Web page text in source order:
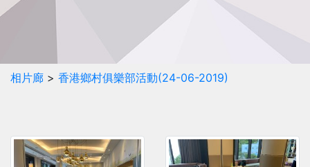
相片廊 > 香港鄉村俱樂部活動(24-06-2019)